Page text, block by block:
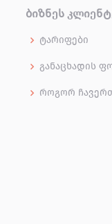
ᲑᲘᲖᲜᲔᲡ
ტარიფები
განაცხადის
როგორ